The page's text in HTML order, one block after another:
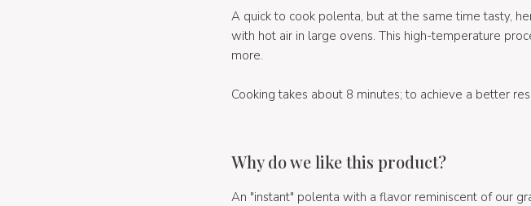
A quick to cook polenta, but at the same time tasty,
with hot air in large ovens. This high-temperature
more.
Cooking takes about 8 minutes; to achieve a better
Why do we like this product?
An "instant" polenta with a flavor reminiscent of our